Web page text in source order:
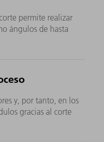
permite realizar
ángulos de hasta
y, por tanto, en los
gracias al corte